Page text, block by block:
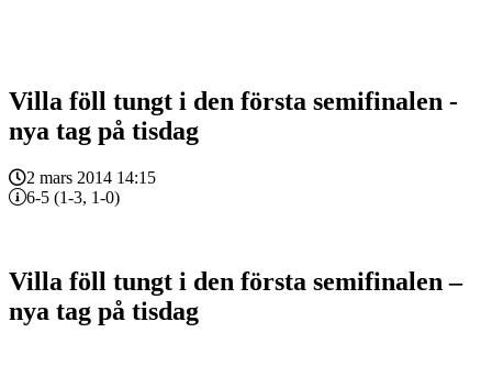
Villa föll tungt i den första semifinalen -
nya tag på tisdag
2 mars 2014 14:15
6-5 (1-3, 1-0)
Villa föll tungt i den första semifinalen –
nya tag på tisdag